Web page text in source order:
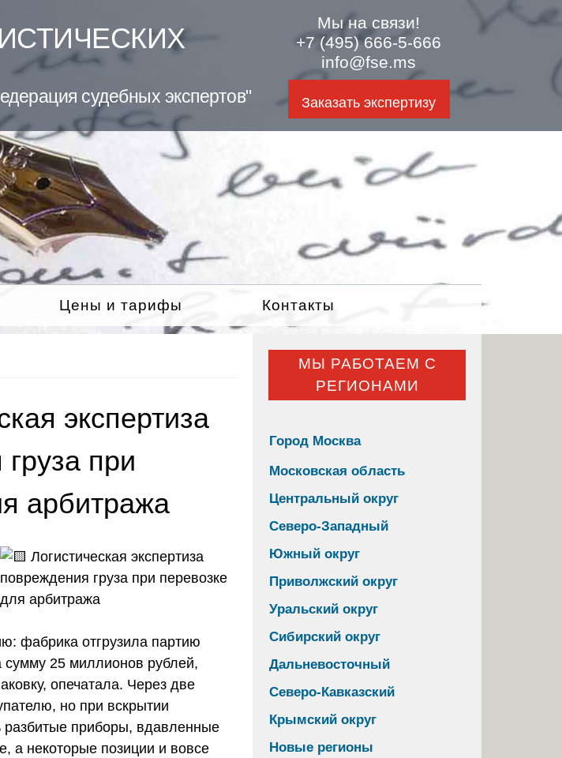
судебных экспертов"
Мы на связи!
+7 (495) 666-5-666
info@fse.ms
Заказать экспертизу
Цены и тарифы Контакты
экспертиза
при
арбитража
фабрика отгрузила партию
сумму 25 миллионов рублей,
опечатала. Через две
но при вскрытии
разбитые приборы, вдавленные
а некоторые позиции и вовсе
МЫ РАБОТАЕМ С
РЕГИОНАМИ
Город Москва
Московская область
Центральный округ
Северо-Западный
Южный округ
Приволжский округ
Уральский округ
Сибирский округ
Дальневосточный
Северо-Кавказский
Крымский округ
Новые регионы